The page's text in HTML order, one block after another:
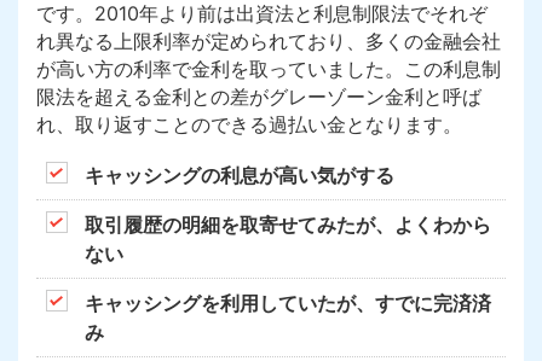
です。2010年より前は出資法と利息制限法でそれぞ
れ異なる上限利率が定められており、多くの金融会社
が高い方の利率で金利を取っていました。この利息制
限法を超える金利との差がグレーゾーン金利と呼ば
れ、取り返すことのできる過払い金となります。
キャッシングの利息が高い気がする
取引履歴の明細を取寄せてみたが、よくわから
ない
キャッシングを利用していたが、すでに完済済
み